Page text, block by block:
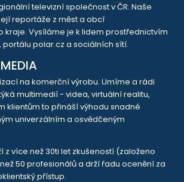
televizní společnost v ČR. Naše
reportáže z měst a obcí
kraje. Vysíláme je k lidem prostřednictvím
portálu polar.cz a sociálních sítí.
na komerční výrobu. Umíme a rádi
multimedií - videa, virtuální realitu,
klientům to přináší výhodu snadné
univerzálním a osvědčeným
z více než 30ti let zkušeností (založeno
50 profesionálů a drží řadu ocenění za
přístup.